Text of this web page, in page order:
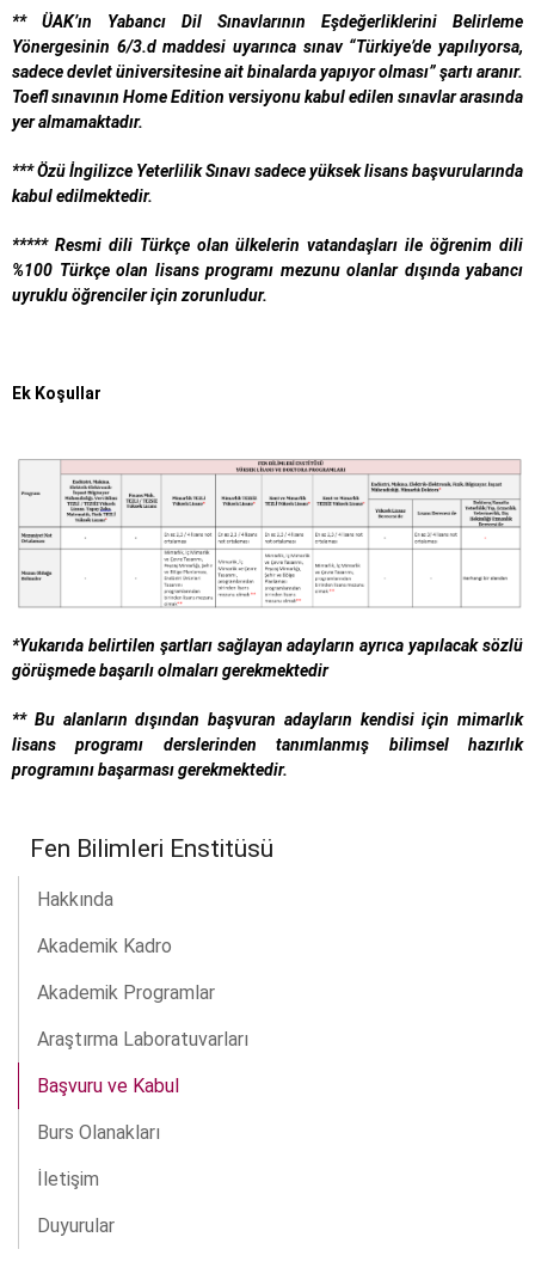
** ÜAK’ın Yabancı Dil Sınavlarının Eşdeğerliklerini Belirleme
Yönergesinin 6/3.d maddesi uyarınca sınav “Türkiye’de yapılıyorsa,
sadece devlet üniversitesine ait binalarda yapıyor olması” şartı aranır.
Toefl sınavının Home Edition versiyonu kabul edilen sınavlar arasında
yer almamaktadır.
***Özü İngilizce Yeterlilik Sınavı sadece yüksek lisans başvurularında
kabul edilmektedir.
***** Resmi dili Türkçe olan ülkelerin vatandaşları ile öğrenim dili
%100 Türkçe olan lisans programı mezunu olanlar dışında yabancı
uyruklu öğrenciler için zorunludur.
Ek Koşullar
*Yukarıda belirtilen şartları sağlayan adayların ayrıca yapılacak sözlü
görüşmede başarılı olmaları gerekmektedir
** Bu alanların dışından başvuran adayların kendisi için mimarlık
lisans programı derslerinden tanımlanmış bilimsel hazırlık
programını başarması gerekmektedir.
Fen Bilimleri Enstitüsü
Hakkında
Akademik Kadro
Akademik Programlar
Araştırma Laboratuvarları
Başvuru ve Kabul
Burs Olanakları
İletişim
Duyurular